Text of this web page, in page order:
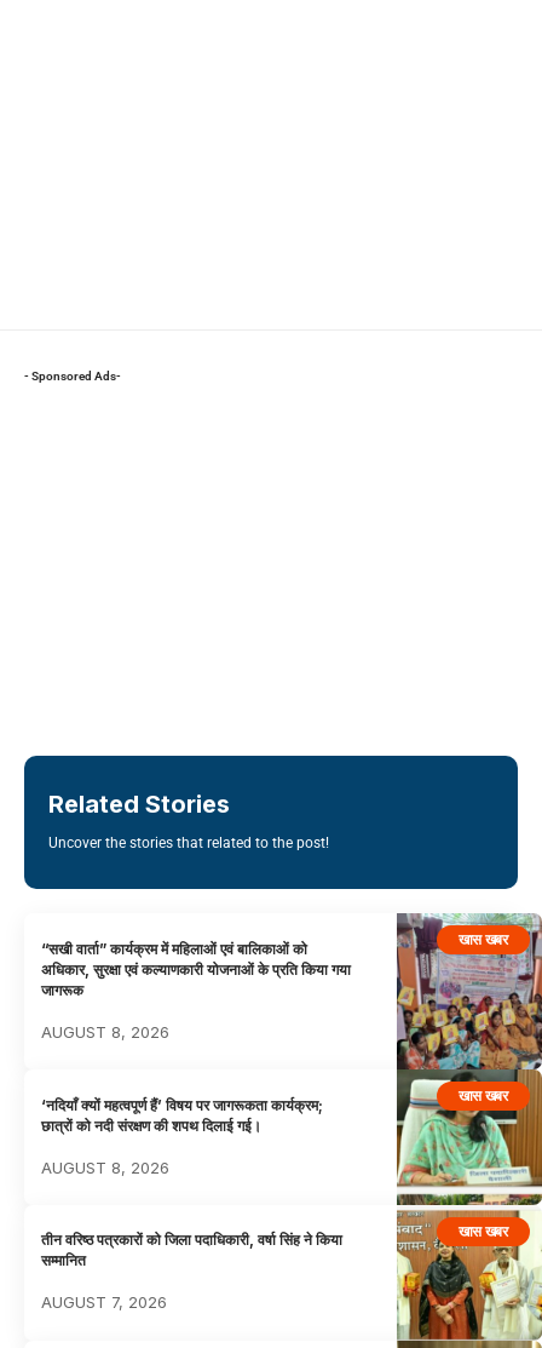
- Sponsored Ads-
Related Stories
Uncover the stories that related to the post!
खास खबर
“सखी वार्ता” कार्यक्रम में महिलाओं एवं बालिकाओं को
अधिकार, सुरक्षा एवं कल्याणकारी योजनाओं के प्रति किया गया
जागरूक
AUGUST 8, 2026
खास खबर
‘नदियाँ क्यों महत्वपूर्ण हैं’ विषय पर जागरूकता कार्यक्रम;
छात्रों को नदी संरक्षण की शपथ दिलाई गई।
AUGUST 8, 2026
खास खबर
तीन वरिष्ठ पत्रकारों को जिला पदाधिकारी, वर्षा सिंह ने किया
सम्मानित
AUGUST 7, 2026